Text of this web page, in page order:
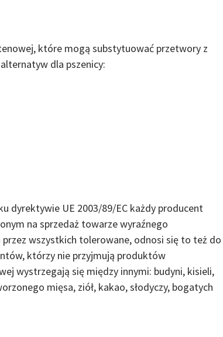
które mogą substytuować przetwory z
dla pszenicy:
dyrektywie UE 2003/89/EC każdy producent
na sprzedaż towarze wyraźnego
wszystkich tolerowane, odnosi się to też do
którzy nie przyjmują produktów
wystrzegają się między innymi: budyni, kisieli,
mięsa, ziół, kakao, słodyczy, bogatych